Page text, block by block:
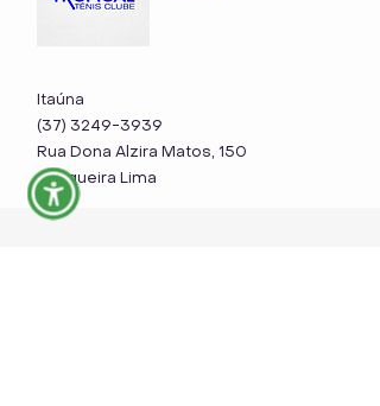
Itaúna
(37) 3249-3939
Rua Dona Alzira Matos, 150
Cerqueira Lima